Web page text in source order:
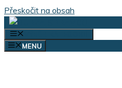
Přeskočit na obsah
MENU